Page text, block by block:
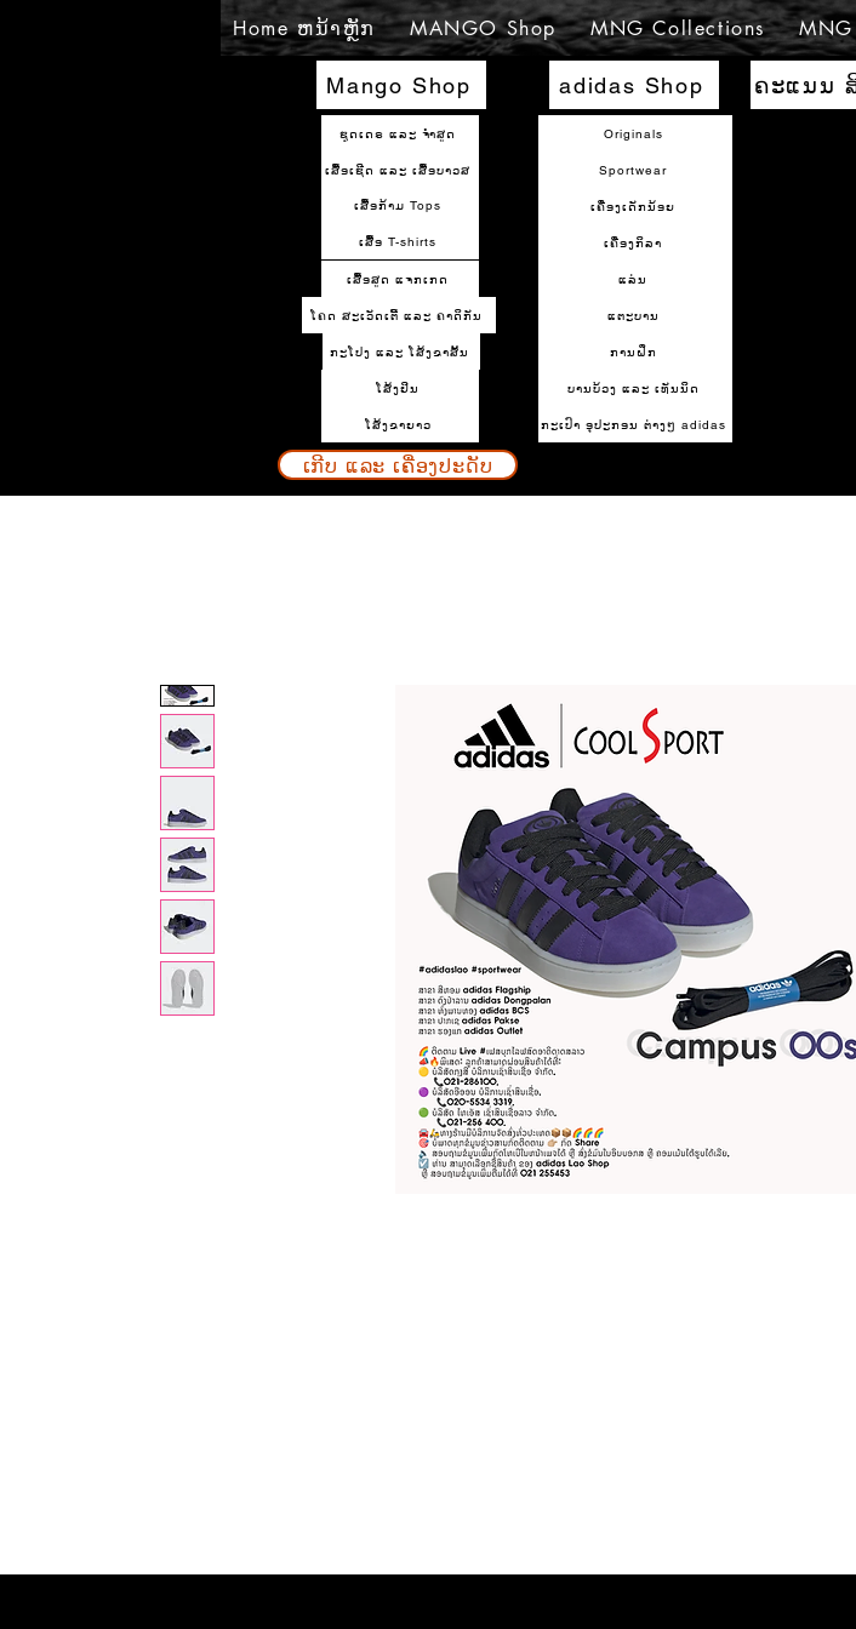
Home ຫນ້າຫຼັກ MANGO Shop MNG Collections MNG
Mango Shop
ຊຸດເດຣ ແລະ ຈຳສູດ
ເສື້ອກ້າມ Tops
ເສື້ອເຊີດ ແລະ ເສື້ອບາວສ
ເສື້ອ T-shirts
ເສື້ອສູດ ແຈກເກດ
ໂຄດ ສະເວັດເຕີ້ ແລະ ຄາດິກັນ
ກະໂປງ ແລະ ໂສ້ງຂາສັ້ນ
ໂສ້ງຢິນ
ໂສ້ງຂາຍາວ
adidas Shop ຄະແນນ
Originals
Sportwear
ເຄື່ອງເດັກນ້ອຍ
ເຄື່ອງກິລາ
ແລ່ນ
ແຕະບານ
ການຝຶກ
ບານບ້ວງ ແລະ ເທັນນິດ
ກະເປົາ ອຸປະກອນ ຕ່າງໆ adidas
ເກີບ ແລະ ເຄື່ອງປະດັບ